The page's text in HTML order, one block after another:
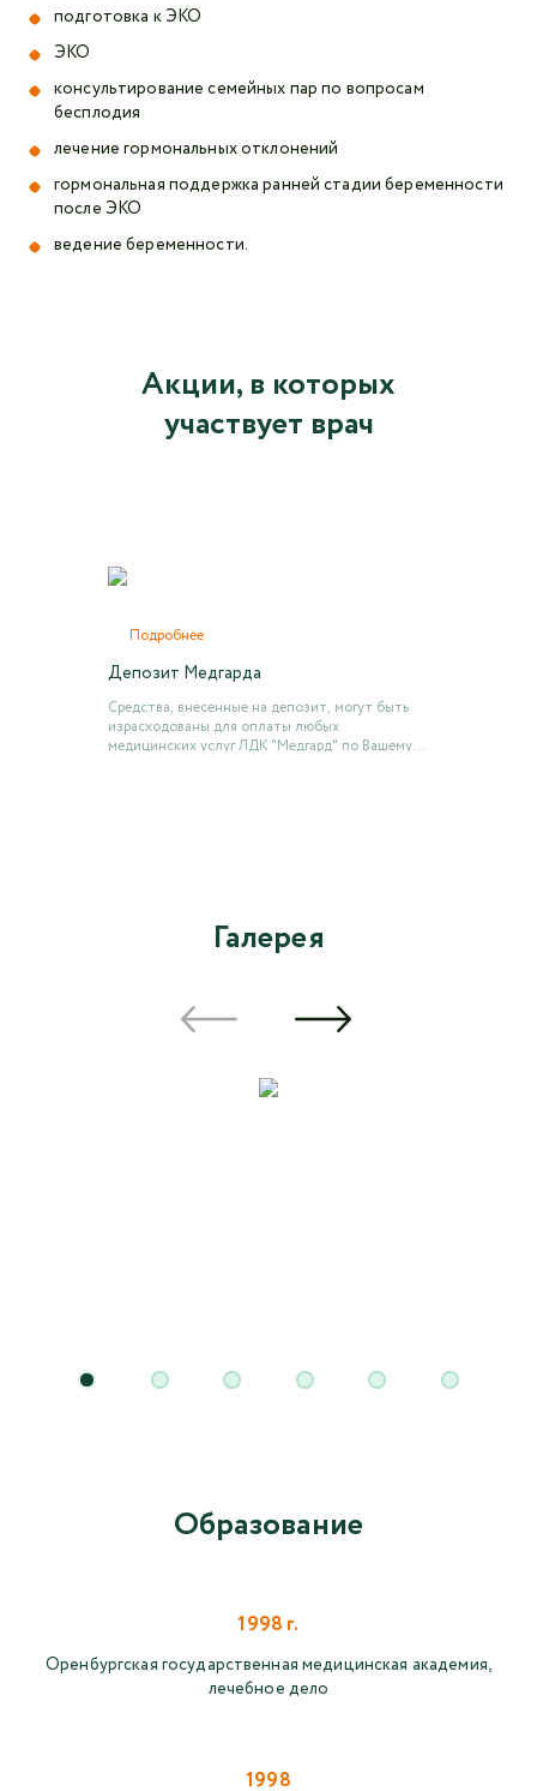
подготовка к ЭКО
ЭКО
консультирование семейных пар по вопросам
бесплодия
лечение гормональных отклонений
гормональная поддержка ранней стадии беременности
после ЭКО
ведение беременности.
Акции, в которых
участвует врач
Подробнее
Депозит Медгарда
Средства, внесенные на депозит, могут быть
израсходованы для оплаты любых
медицинских услуг ЛДК "Медгард" по Вашему
Галерея
Образование
1998 г.
Оренбургская государственная медицинская академия,
лечебное дело
1998